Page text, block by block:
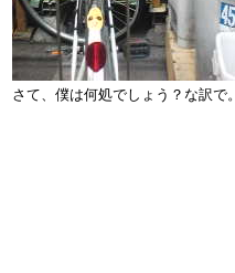
さて、僕は何処でしょう？な訳で。